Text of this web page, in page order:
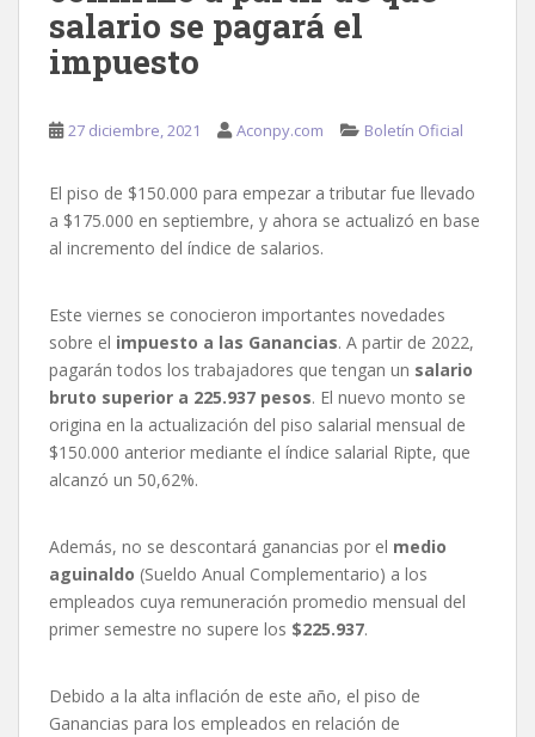
salario se pagará el
impuesto
27 diciembre, 2021 Aconpy.com Boletín Oficial
El piso de $150.000 para empezar a tributar fue llevado
a $175.000 en septiembre, y ahora se actualizó en base
al incremento del índice de salarios.
Este viernes se conocieron importantes novedades
sobre el impuesto a las Ganancias. A partir de 2022,
pagarán todos los trabajadores que tengan un salario
bruto superior a 225.937 pesos. El nuevo monto se
origina en la actualización del piso salarial mensual de
$150.000 anterior mediante el índice salarial Ripte, que
alcanzó un 50,62%.
Además, no se descontará ganancias por el medio
aguinaldo (Sueldo Anual Complementario) a los
empleados cuya remuneración promedio mensual del
primer semestre no supere los $225.937.
Debido a la alta inflación de este año, el piso de
Ganancias para los empleados en relación de